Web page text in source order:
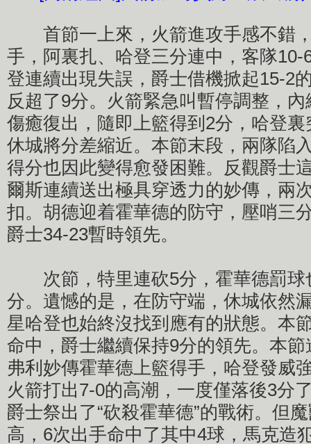
首節一上來，火箭進攻手感不錯
手，阿裏扎、哈登三分連中，客隊10-
登連續出現失誤，爵士借機掀起15-2
反超了9分。火箭緊急叫暫停調整，
傷癒復出，隨即上籃得到2分，哈登
休城將分差縮近。本節末段，兩隊陷
得分也因此變得愈發困難。反觀爵士
爾斯連續送出極具穿透力的妙傳，兩
扣。胡德迎着霍華德的防守，壓哨三
爵士34-23暫時領先。
次節，特里連砍5分，霍華德罰球
分。遺憾的是，在防守端，休城依然
星哈登也始終沒找到應有的狀態。本
命中，爵士繼續保持9分的領先。本
弗利妙傳霍華德上籃得手，哈登發威
火箭打出7-0的高潮，一度僅落後3分
爵士祭出了“砍殺霍華德”的戰術。但
高，6次出手命中了其中4球，馬克造